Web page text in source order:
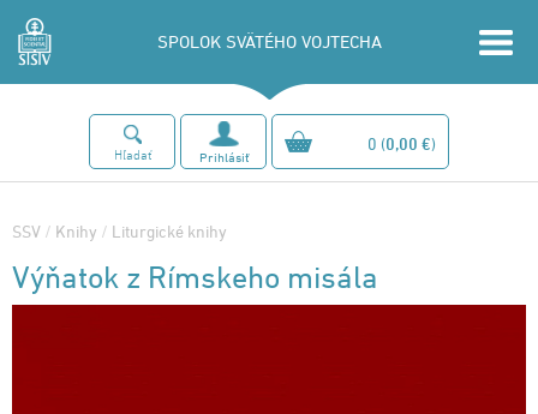
SPOLOK SVÄTÉHO VOJTECHA
Hľadať Prihlásiť
0 (0,00 €)
SSV / Knihy / Liturgické knihy
Výňatok z Rímskeho misála